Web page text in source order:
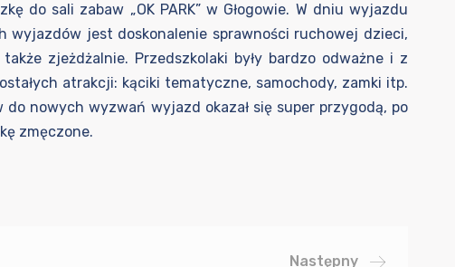
do sali zabaw „OK PARK” w Głogowie. W dniu wyjazdu
wyjazdów jest doskonalenie sprawności ruchowej dzieci,
zjeżdżalnie. Przedszkolaki były bardzo odważne i z
atrakcji: kąciki tematyczne, samochody, zamki itp.
nowych wyzwań wyjazd okazał się super przygodą, po
zmęczone.
Następny